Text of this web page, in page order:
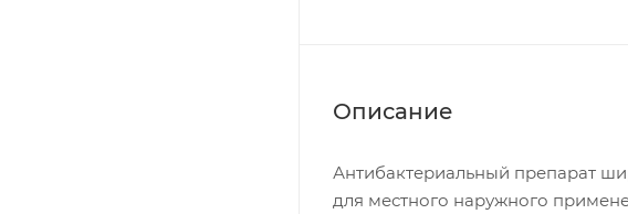
Описание
Антибактериальный препарат
для местного наружного